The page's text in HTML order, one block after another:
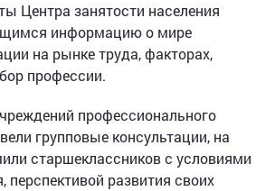
Центра занятости населения
информацию о мире
на рынке труда, факторах,
профессии.
профессионального
групповые консультации, на
старшеклассников с условиями
перспективой развития своих